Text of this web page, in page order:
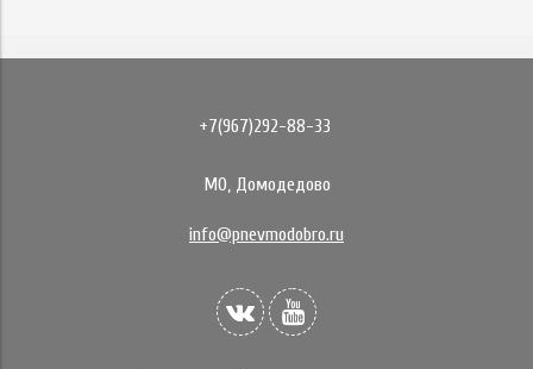
+7(967)292-88-33
МО, Домодедово
info@pnevmodobro.ru